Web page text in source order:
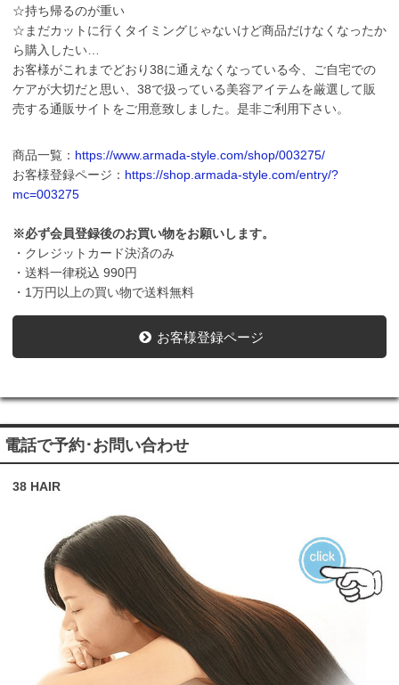
☆持ち帰るのが重い
☆まだカットに行くタイミングじゃないけど商品だけなくなったか
ら購入したい…
お客様がこれまでどおり38に通えなくなっている今、ご自宅での
ケアが大切だと思い、38で扱っている美容アイテムを厳選して販
売する通販サイトをご用意致しました。是非ご利用下さい。
商品一覧： https://www.armada-style.com/shop/003275/
お客様登録ページ： https://shop.armada-style.com/entry/?
mc=003275
※必ず会員登録後のお買い物をお願いします。
・クレジットカード決済のみ
・送料一律税込 990円
・1万円以上の買い物で送料無料
お客様登録ページ
電話で予約･お問い合わせ
38 HAIR